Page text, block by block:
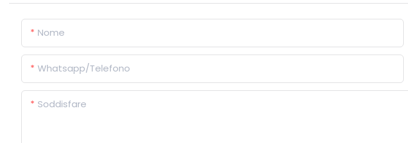
Nome
Whatsapp/Telefono
Soddisfare